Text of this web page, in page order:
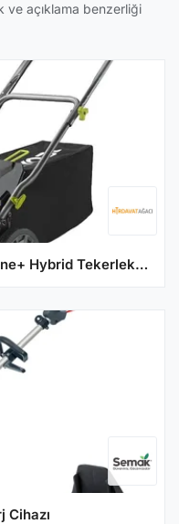
ve açıklama benzerliği
RYOBİ RLM36X41H50G 36V One+ Hybrid Tekerlekli Çim Biçme Makinesi 40cm (5133005462)
Cihazı